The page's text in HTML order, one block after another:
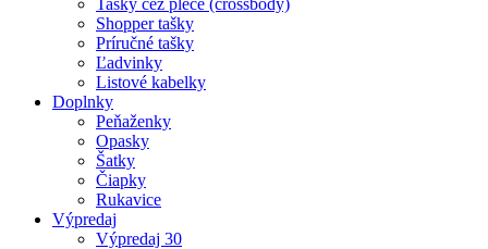
Tašky cez plece (crossbody)
Shopper tašky
Príručné tašky
Ľadvinky
Listové kabelky
Doplnky
Peňaženky
Opasky
Šatky
Čiapky
Rukavice
Výpredaj
Výpredaj 30